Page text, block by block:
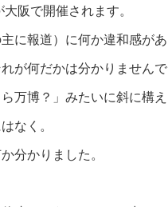
阪で開催されます。
に報道）に何か違和感があ
が何だかは分かりませんで
ら万博？」みたいに斜に構え
なく。
分かりました。